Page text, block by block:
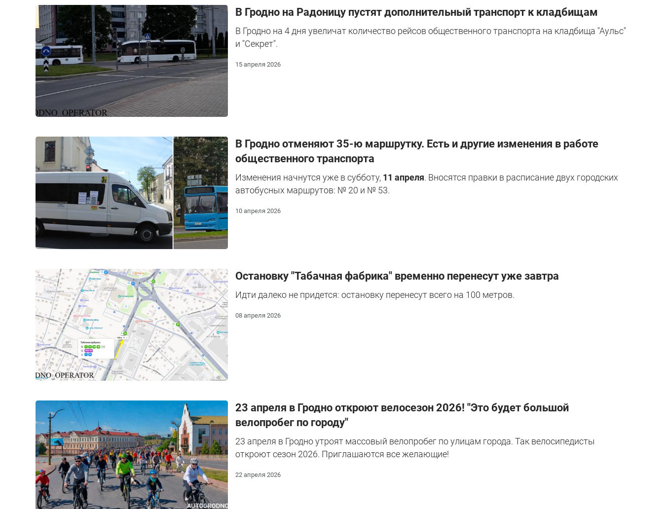
В Гродно на Радоницу пустят дополнительный транспорт к кладбищам
В Гродно на 4 дня увеличат количество рейсов общественного транспорта на кладбища "Аульс"
и "Секрет".
15 апреля 2026
В Гродно отменяют 35-ю маршрутку. Есть и другие изменения в работе
общественного транспорта
Изменения начнутся уже в субботу, 11 апреля. Вносятся правки в расписание двух городских
автобусных маршрутов: № 20 и № 53.
10 апреля 2026
Остановку "Табачная фабрика" временно перенесут уже завтра
Идти далеко не придется: остановку перенесут всего на 100 метров.
08 апреля 2026
23 апреля в Гродно откроют велосезон 2026! "Это будет большой
велопробег по городу"
23 апреля в Гродно утроят массовый велопробег по улицам города. Так велосипедисты
откроют сезон 2026. Приглашаются все желающие!
22 апреля 2026